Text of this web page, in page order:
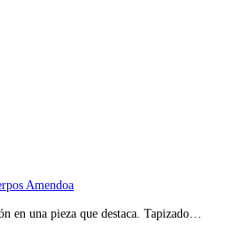
Amendoa
en una pieza que destaca. Tapizado…